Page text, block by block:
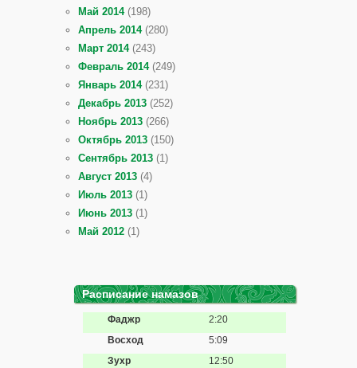
Май 2014(198)
Апрель 2014(280)
Март 2014(243)
Февраль 2014(249)
Январь 2014(231)
Декабрь 2013 (252)
Ноябрь 2013 (266)
Октябрь 2013 (150)
Сентябрь 2013 (1)
Август 2013 (4)
Июль 2013 (1)
Июнь 2013 (1)
Май 2012 (1)
Расписание намазов
Фаджр
2:20
Восход
5:09
Зухр
12:50